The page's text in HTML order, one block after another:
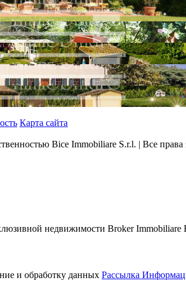
Карта сайта
Bice Immobiliare S.r.l. | Все
недвижимости Broker Immobiliare
и обработку данных Рассылка